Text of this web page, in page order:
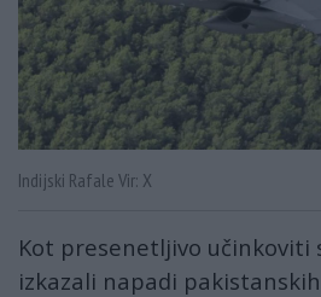
Indijski Rafale Vir: X
Kot presenetljivo učinkoviti
izkazali napadi